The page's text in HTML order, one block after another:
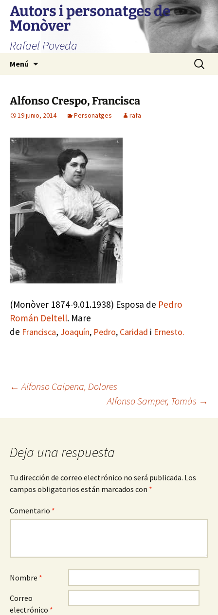
Autors i personatges de
Monòver
Rafael Poveda
Menú Buscar:
Alfonso Crespo, Francisca
19 junio, 2014 Personatges rafa
(Monòver 1874-9.01.1938) Esposa de Pedro
Román Deltell. Mare
de Francisca, Joaquín, Pedro, Caridad i Ernesto.
Navegación
de
entradas
← Alfonso Calpena, Dolores
Alfonso Samper, Tomàs →
Deja una respuesta
Tu dirección de correo electrónico no será publicada. Los
campos obligatorios están marcados con *
Comentario *
Nombre *
Correo
electrónico *